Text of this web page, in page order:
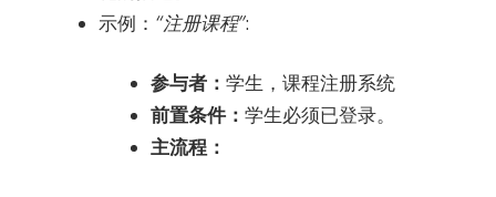
示例： “注册课程”:
参与者： 学生，课程注册系统
前置条件： 学生必须已登录。
主流程：